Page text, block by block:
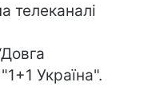
телеканалі
Україна".